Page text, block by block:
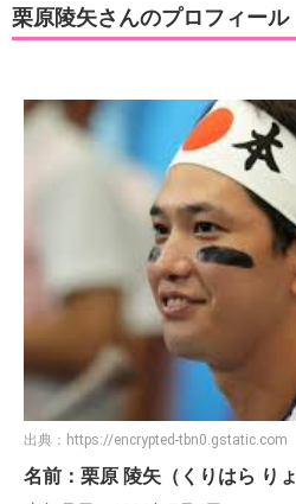
栗原陵矢さんのプロフィール
出典： https://encrypted-tbn0.gstatic.com
名前：栗原 陵矢（くりはら りょ